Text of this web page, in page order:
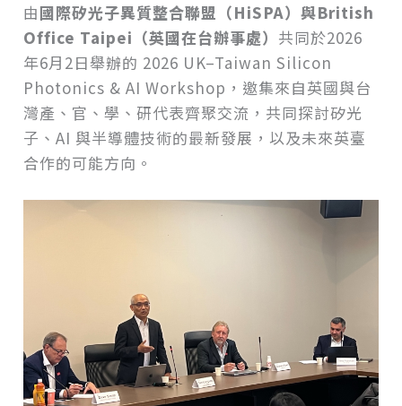
由國際矽光子異質整合聯盟（HiSPA）與British
Office Taipei（英國在台辦事處） 共同於2026
年6月2日舉辦的 2026 UK–Taiwan Silicon
Photonics & AI Workshop，邀集來自英國與台
灣產、官、學、研代表齊聚交流，共同探討矽光
子、AI 與半導體技術的最新發展，以及未來英臺
合作的可能方向。